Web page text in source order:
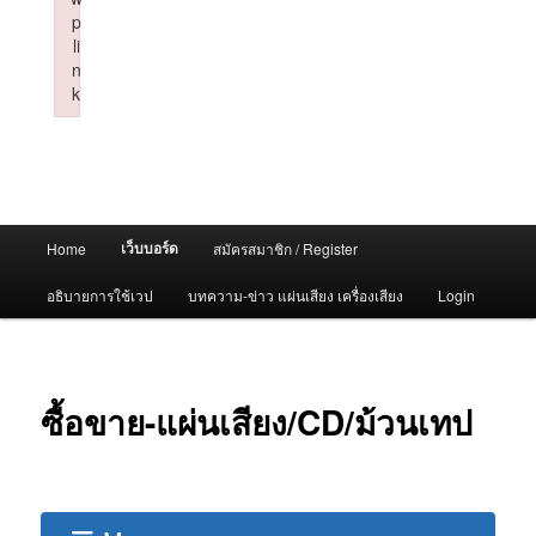
Home เว็บบอร์ด สมัครสมาชิก / Register
อธิบายการใช้เวป บทความ-ข่าว แผ่นเสียง เครื่องเสียง Login
ซื้อขาย-แผ่นเสียง/CD/ม้วนเทป
p
li
n
k
Failed to initialize plugin: wplink